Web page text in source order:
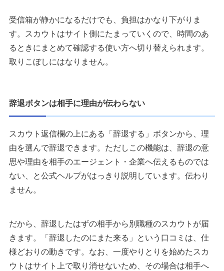
受信箱が静かになるだけでも、負担はかなり下がりま
す。スカウトはサイト側にたまっていくので、時間のあ
るときにまとめて確認する使い方へ切り替えられます。
取りこぼしにはなりません。
辞退ボタンは相手に理由が伝わらない
スカウト返信欄の上にある「辞退する」ボタンから、理
由を選んで辞退できます。ただしこの機能は、辞退の意
思や理由を相手のエージェント・企業へ伝えるものでは
ない、と公式ヘルプがはっきり説明しています。伝わり
ません。
だから、辞退したはずの相手から別職種のスカウトが届
きます。「辞退したのにまた来る」という口コミは、仕
様どおりの動きです。なお、一度やりとりを始めたスカ
ウトはサイト上で取り消せないため、その場合は相手へ